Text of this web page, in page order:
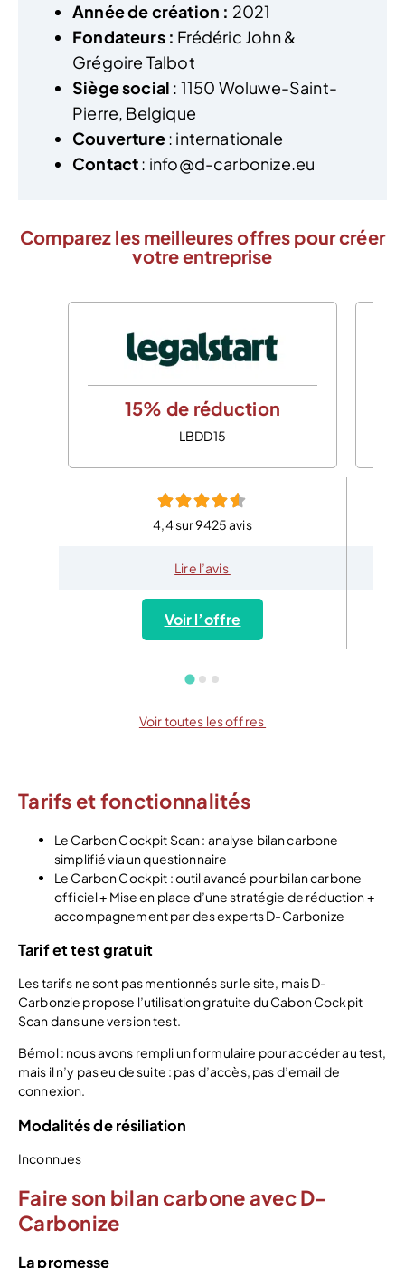
Année de création : 2021
Fondateurs : Frédéric John &
Grégoire Talbot
Siège social : 1150 Woluwe-Saint-
Pierre, Belgique
Couverture: internationale
Contact: info@d-carbonize.eu
Comparez les meilleures offres pour créer
votre entreprise
15% de réduction
LBDD15
4,4 sur 9425 avis
Lire l’avis
Voir l’offre
Voir toutes les offres
Tarifs et fonctionnalités
Le Carbon Cockpit Scan : analyse bilan carbone
simplifié via un questionnaire
Le Carbon Cockpit : outil avancé pour bilan carbone
officiel + Mise en place d’une stratégie de réduction +
accompagnement par des experts D-Carbonize
Tarif et test gratuit
Les tarifs ne sont pas mentionnés sur le site, mais D-
Carbonzie propose l’utilisation gratuite du Cabon Cockpit
Scan dans une version test.
Bémol : nous avons rempli un formulaire pour accéder au test,
mais il n’y pas eu de suite : pas d’accès, pas d’email de
connexion.
Modalités de résiliation
Inconnues
Faire son bilan carbone avec D-
Carbonize
La promesse